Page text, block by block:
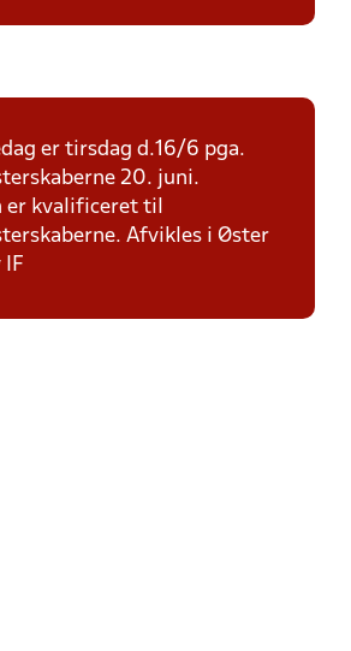
er tirsdag d.16/6 pga.
20. juni.
er kvalificeret til
Afvikles i Øster
IF